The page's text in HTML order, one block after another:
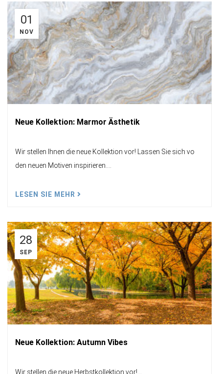
01
NOV
Neue Kollektion: Marmor Ästhetik
Wir stellen Ihnen die neue Kollektion vor! Lassen Sie sich vo
den neuen Motiven inspirieren....
LESEN SIE MEHR
28
SEP
Neue Kollektion: Autumn Vibes
Wir stellen die neue Herbstkollektion vor!...